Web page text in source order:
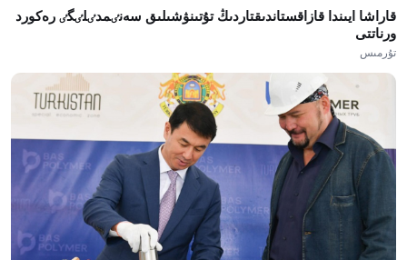
قاراشا ايىندا قازاقستاندىقتاردىڭ تۇتىنۋشىلىق سەنٸمدٸلٸگٸ رەكورد
ورناتتى
تۇرمىس